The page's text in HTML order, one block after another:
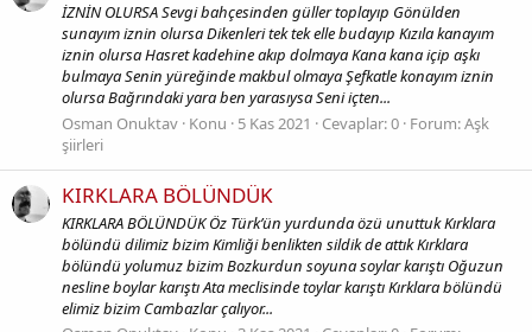
İZNİN OLURSA Sevgi bahçesinden güller toplayıp Gönülden
sunayım iznin olursa Dikenleri tek tek elle budayıp Kızıla kanayım
iznin olursa Hasret kadehine akıp dolmaya Kana kana içip aşkı
bulmaya Senin yüreğinde makbul olmaya Şefkatle konayım iznin
olursa Bağrındaki yara ben yarasıysa Seni içten...
Osman Onuktav Konu 5 Kas 2021 Cevaplar: 0 Forum:Aşk
şiirleri
KIRKLARA BÖLÜNDÜK
KIRKLARA BÖLÜNDÜK Öz Türk’ün yurdunda özü unuttuk Kırklara
bölündü dilimiz bizim Kimliği benlikten sildik de attık Kırklara
bölündü yolumuz bizim Bozkurdun soyuna soylar karıştı Oğuzun
nesline boylar karıştı Ata meclisinde toylar karıştı Kırklara bölündü
elimiz bizim Cambazlar çalıyor...